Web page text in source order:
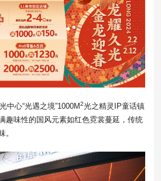
中心“光遇之境”1000M2光之精灵IP童话镇
趣味性的国风元素如红色霓裳蔓延，传统
。